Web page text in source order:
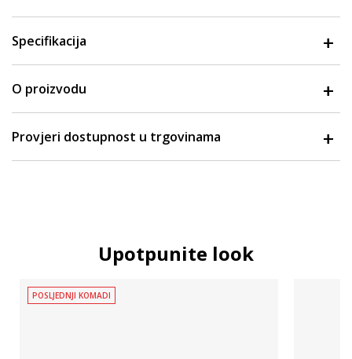
Specifikacija
O proizvodu
Provjeri dostupnost u trgovinama
Upotpunite look
POSLJEDNJI KOMADI